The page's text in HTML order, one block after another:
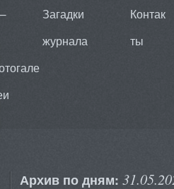
Загадки
журнала
Контак
ты
Архив по дням: